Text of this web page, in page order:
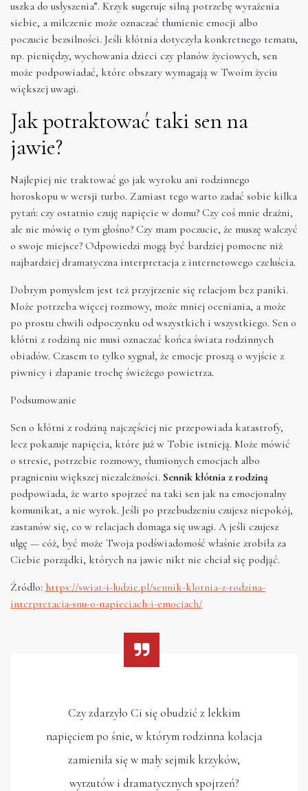
uszka do usłyszenia”. Krzyk sugeruje silną potrzebę wyrażenia
siebie, a milczenie może oznaczać tłumienie emocji albo
poczucie bezsilności. Jeśli kłótnia dotyczyła konkretnego tematu,
np. pieniędzy, wychowania dzieci czy planów życiowych, sen
może podpowiadać, które obszary wymagają w Twoim życiu
większej uwagi.
Jak potraktować taki sen na
jawie?
Najlepiej nie traktować go jak wyroku ani rodzinnego
horoskopu w wersji turbo. Zamiast tego warto zadać sobie kilka
pytań: czy ostatnio czuję napięcie w domu? Czy coś mnie drażni,
ale nie mówię o tym głośno? Czy mam poczucie, że muszę walczyć
o swoje miejsce? Odpowiedzi mogą być bardziej pomocne niż
najbardziej dramatyczna interpretacja z internetowego czeluścia.
Dobrym pomysłem jest też przyjrzenie się relacjom bez paniki.
Może potrzeba więcej rozmowy, może mniej oceniania, a może
po prostu chwili odpoczynku od wszystkich i wszystkiego. Sen o
kłótni z rodziną nie musi oznaczać końca świata rodzinnych
obiadów. Czasem to tylko sygnał, że emocje proszą o wyjście z
piwnicy i złapanie trochę świeżego powietrza.
Podsumowanie
Sen o kłótni z rodziną najczęściej nie przepowiada katastrofy,
lecz pokazuje napięcia, które już w Tobie istnieją. Może mówić
o stresie, potrzebie rozmowy, tłumionych emocjach albo
pragnieniu większej niezależności. Sennik kłótnia z rodziną
podpowiada, że warto spojrzeć na taki sen jak na emocjonalny
komunikat, a nie wyrok. Jeśli po przebudzeniu czujesz niepokój,
zastanów się, co w relacjach domaga się uwagi. A jeśli czujesz
ulgę — cóż, być może Twoja podświadomość właśnie zrobiła za
Ciebie porządki, których na jawie nikt nie chciał się podjąć.
Źródło: https://swiat-i-ludzie.pl/sennik-klotnia-z-rodzina-
interpretacja-snu-o-napieciach-i-emocjach/
Czy zdarzyło Ci się obudzić z lekkim
napięciem po śnie, w którym rodzinna kolacja
zamieniła się w mały sejmik krzyków,
wyrzutów i dramatycznych spojrzeń?